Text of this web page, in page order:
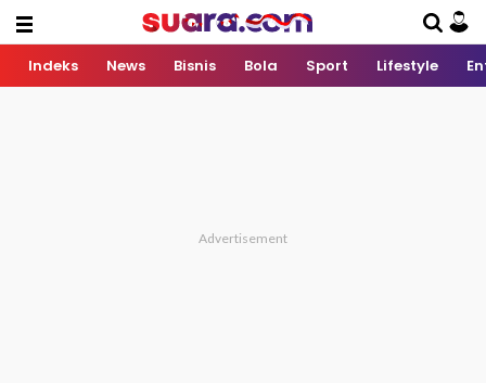
Indeks News Bisnis Bola Sport Lifestyle